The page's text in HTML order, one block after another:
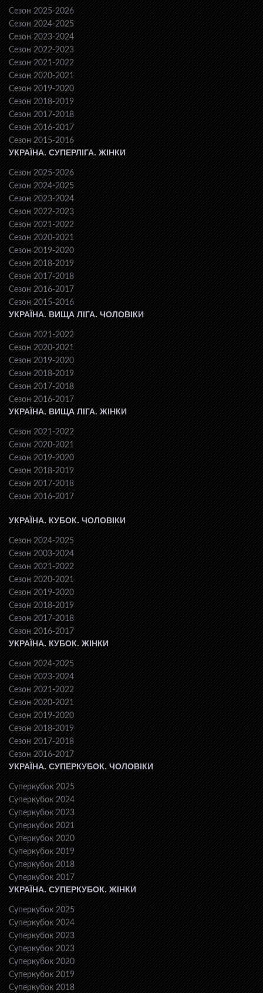
Сезон 2025-2026
Сезон 2024-2025
Сезон 2023-2024
Сезон 2022-2023
Сезон 2021-2022
Сезон 2020-2021
Сезон 2019-2020
Сезон 2018-2019
Сезон 2017-2018
Сезон 2016-2017
Сезон 2015-2016
УКРАЇНА. СУПЕРЛІГА. ЖІНКИ
Сезон 2025-2026
Сезон 2024-2025
Сезон 2023-2024
Сезон 2022-2023
Сезон 2021-2022
Сезон 2020-2021
Сезон 2019-2020
Сезон 2018-2019
Сезон 2017-2018
Сезон 2016-2017
Сезон 2015-2016
УКРАЇНА. ВИЩА ЛІГА. ЧОЛОВІКИ
Сезон 2021-2022
Сезон 2020-2021
Сезон 2019-2020
Сезон 2018-2019
Сезон 2017-2018
Сезон 2016-2017
УКРАЇНА. ВИЩА ЛІГА. ЖІНКИ
Сезон 2021-2022
Сезон 2020-2021
Сезон 2019-2020
Сезон 2018-2019
Сезон 2017-2018
Сезон 2016-2017
УКРАЇНА. КУБОК. ЧОЛОВІКИ
Сезон 2024-2025
Сезон 2003-2024
Сезон 2021-2022
Сезон 2020-2021
Сезон 2019-2020
Сезон 2018-2019
Сезон 2017-2018
Сезон 2016-2017
УКРАЇНА. КУБОК. ЖІНКИ
Сезон 2024-2025
Сезон 2023-2024
Сезон 2021-2022
Сезон 2020-2021
Сезон 2019-2020
Сезон 2018-2019
Сезон 2017-2018
Сезон 2016-2017
УКРАЇНА. СУПЕРКУБОК. ЧОЛОВІКИ
Суперкубок 2025
Суперкубок 2024
Суперкубок 2023
Суперкубок 2021
Суперкубок 2020
Суперкубок 2019
Суперкубок 2018
Суперкубок 2017
УКРАЇНА. СУПЕРКУБОК. ЖІНКИ
Суперкубок 2025
Суперкубок 2024
Суперкубок 2023
Суперкубок 2023
Суперкубок 2020
Суперкубок 2019
Суперкубок 2018